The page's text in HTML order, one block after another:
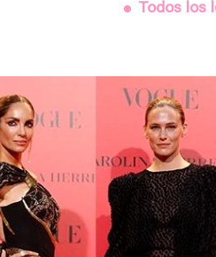
Todos los